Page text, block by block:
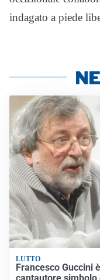
indagato a piede
LUTTO
Francesco Guccini